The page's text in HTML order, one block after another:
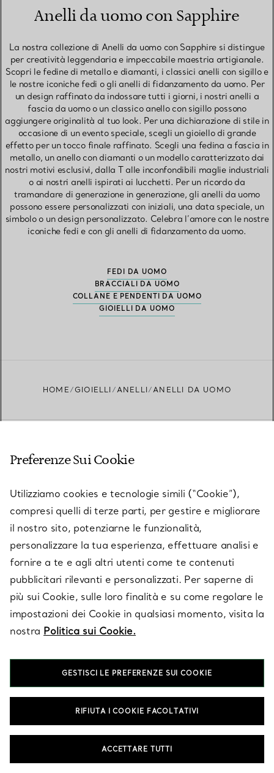
Anelli da uomo con Sapphire
La nostra collezione di Anelli da uomo con Sapphire si distingue
per creatività leggendaria e impeccabile maestria artigianale.
Scopri le fedine di metallo e diamanti, i classici anelli con sigillo e
le nostre iconiche fedi o gli anelli di fidanzamento da uomo. Per
un design raffinato da indossare tutti i giorni, i nostri anelli a
fascia da uomo o un classico anello con sigillo possono
aggiungere originalità al tuo look. Per una dichiarazione di stile in
occasione di un evento speciale, scegli un gioiello di grande
effetto per un tocco finale raffinato. Scegli una fedina a fascia in
metallo, un anello con diamanti o un modello caratterizzato dai
nostri motivi esclusivi, dalla T alle inconfondibili maglie industriali
o ai nostri anelli ispirati ai lucchetti. Per un ricordo da
tramandare di generazione in generazione, gli anelli da uomo
possono essere personalizzati con iniziali, una data speciale, un
simbolo o un design personalizzato. Celebra l’amore con le nostre
iconiche fedi e con gli anelli di fidanzamento da uomo.
FEDI DA UOMO
BRACCIALI DA UOMO
COLLANE E PENDENTI DA UOMO
GIOIELLI DA UOMO
HOME GIOIELLI ANELLI ANELLI DA UOMO
Preferenze Sui Cookie
Utilizziamo cookies e tecnologie simili (“Cookie”),
compresi quelli di terze parti, per gestire e migliorare
il nostro sito, potenziarne le funzionalità,
personalizzare la tua esperienza, effettuare analisi e
fornire a te e agli altri utenti come te contenuti
pubblicitari rilevanti e personalizzati. Per saperne di
più sui Cookie, sulle loro finalità e su come regolare le
impostazioni dei Cookie in qualsiasi momento, visita la
nostra Politica sui Cookie.
GESTISCI LE PREFERENZE SUI COOKIE
RIFIUTA I COOKIE FACOLTATIVI
ACCETTARE TUTTI